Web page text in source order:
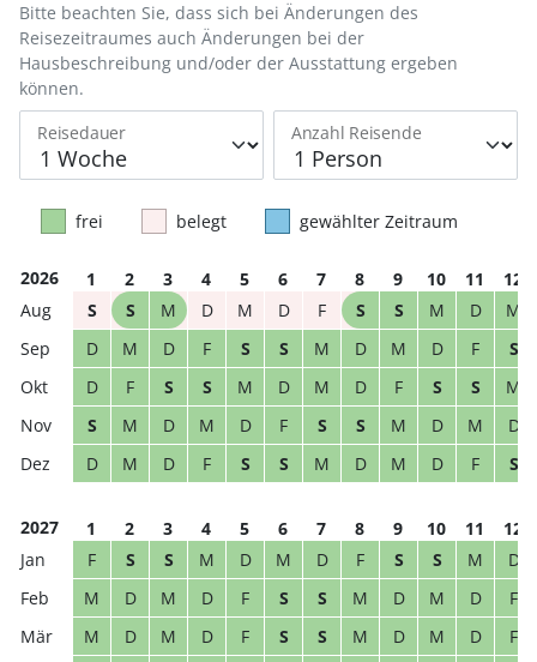
Reisedauer Anzahl Reisende
Bitte beachten Sie, dass sich bei Änderungen des
Reisezeitraumes auch Änderungen bei der
Hausbeschreibung und/oder der Ausstattung ergeben
können.
frei belegt gewählter Zeitraum
2026 1 2 3 4 5 6 7 8 9 10 11
12
S
S M D M D F S S M D
M
D
M D F S S M D M D F
S
D
F S S M D M D F S S
M
S
M D M D F S S M D M
D
D
M D F S S M D M D F S
2027 1 2 3 4 5 6 7 8 9 10 11
12
F
S S M D M D F S S M
D
M
D M D F S S M D M D
F
M
D M D F S S M D M D
F